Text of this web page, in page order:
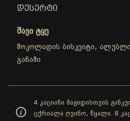
ᲓᲔᲡᲔᲠᲢᲘ
შავი ტყე
შოკოლადის ბისკვიტი,
განაში
4 კაციანი მაგიდისთვის
ცქრიალა ღვინო, წყალი. 8